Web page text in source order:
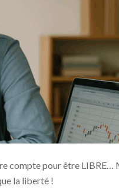
compte pour être LIBRE…
la liberté !